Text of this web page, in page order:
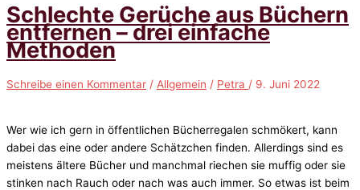
wie
das
Perlenhandtäschchen
Hermine
Schlechte Gerüche aus Büchern
entfernen – drei einfache
Methoden
Schreibe einen Kommentar / Allgemein / Petra / 9. Juni 2022
Wer wie ich gern in öffentlichen Bücherregalen schmökert, kann
dabei das eine oder andere Schätzchen finden. Allerdings sind es
meistens ältere Bücher und manchmal riechen sie muffig oder sie
stinken nach Rauch oder nach was auch immer. So etwas ist beim